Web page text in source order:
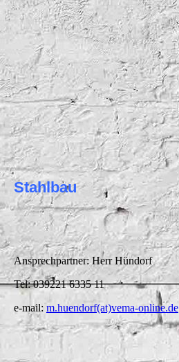
Stahlbau
Ansprechpartner: Herr Hündorf
Tel: 039221 6335 11
e-mail: m.huendorf(at)vema-online.de